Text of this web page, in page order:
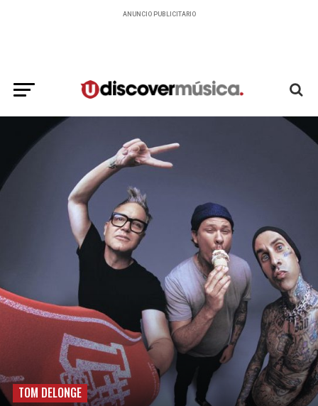
ANUNCIO PUBLICITARIO
TOM DELONGE